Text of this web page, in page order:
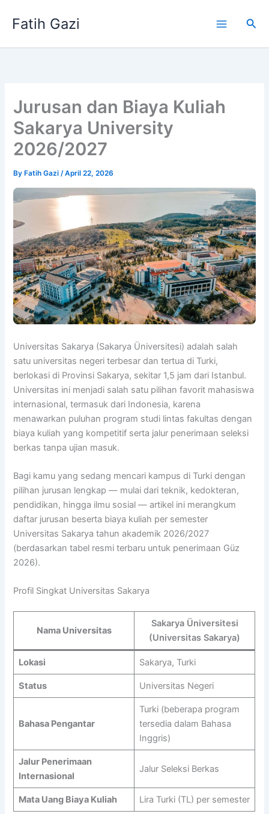
Fatih Gazi
Jurusan dan Biaya Kuliah
Sakarya University
2026/2027
By Fatih Gazi/April 22, 2026
Universitas Sakarya (Sakarya Üniversitesi) adalah salah
satu universitas negeri terbesar dan tertua di Turki,
berlokasi di Provinsi Sakarya, sekitar 1,5 jam dari Istanbul.
Universitas ini menjadi salah satu pilihan favorit mahasiswa
internasional, termasuk dari Indonesia, karena
menawarkan puluhan program studi lintas fakultas dengan
biaya kuliah yang kompetitif serta jalur penerimaan seleksi
berkas tanpa ujian masuk.
Bagi kamu yang sedang mencari kampus di Turki dengan
pilihan jurusan lengkap — mulai dari teknik, kedokteran,
pendidikan, hingga ilmu sosial — artikel ini merangkum
daftar jurusan beserta biaya kuliah per semester
Universitas Sakarya tahun akademik 2026/2027
(berdasarkan tabel resmi terbaru untuk penerimaan Güz
2026).
Profil Singkat Universitas Sakarya
Nama Universitas
Sakarya Üniversitesi
(Universitas Sakarya)
Lokasi Sakarya, Turki
Status Universitas Negeri
Bahasa Pengantar
Turki (beberapa program
tersedia dalam Bahasa
Inggris)
Jalur Penerimaan
Internasional
Jalur Seleksi Berkas
Mata Uang Biaya Kuliah Lira Turki (TL) per semester